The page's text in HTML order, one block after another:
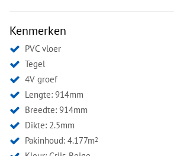
Kenmerken
PVC vloer
Tegel
4V groef
Lengte: 914mm
Breedte: 914mm
Dikte: 2.5mm
Pakinhoud: 4.177m2